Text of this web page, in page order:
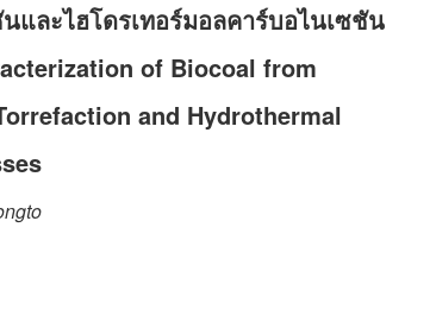
และไฮโดรเทอร์มอลคาร์บอไนเซชัน
of Biocoal from
and Hydrothermal